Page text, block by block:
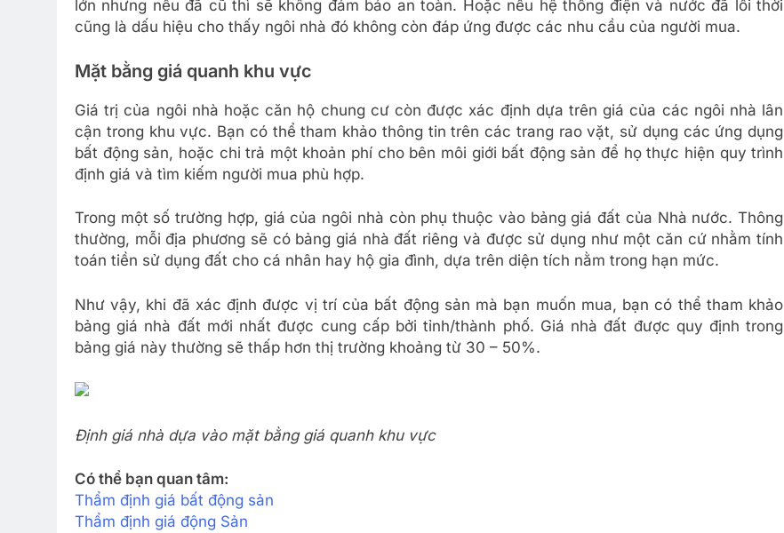
lớn nhưng nếu đã cũ thì sẽ không đảm bảo an toàn. Hoặc nếu hệ thống điện và nước đã lỗi thời
cũng là dấu hiệu cho thấy ngôi nhà đó không còn đáp ứng được các nhu cầu của người mua.
Mặt bằng giá quanh khu vực
Giá trị của ngôi nhà hoặc căn hộ chung cư còn được xác định dựa trên giá của các ngôi nhà lân
cận trong khu vực. Bạn có thể tham khảo thông tin trên các trang rao vặt, sử dụng các ứng dụng
bất động sản, hoặc chi trả một khoản phí cho bên môi giới bất động sản để họ thực hiện quy trình
định giá và tìm kiếm người mua phù hợp.
Trong một số trường hợp, giá của ngôi nhà còn phụ thuộc vào bảng giá đất của Nhà nước. Thông
thường, mỗi địa phương sẽ có bảng giá nhà đất riêng và được sử dụng như một căn cứ nhằm tính
toán tiền sử dụng đất cho cá nhân hay hộ gia đình, dựa trên diện tích nằm trong hạn mức.
Như vậy, khi đã xác định được vị trí của bất động sản mà bạn muốn mua, bạn có thể tham khảo
bảng giá nhà đất mới nhất được cung cấp bởi tỉnh/thành phố. Giá nhà đất được quy định trong
bảng giá này thường sẽ thấp hơn thị trường khoảng từ 30 – 50%.
Định giá nhà dựa vào mặt bằng giá quanh khu vực
Có thể bạn quan tâm:
Thẩm định giá bất động sản
Thẩm định giá động Sản